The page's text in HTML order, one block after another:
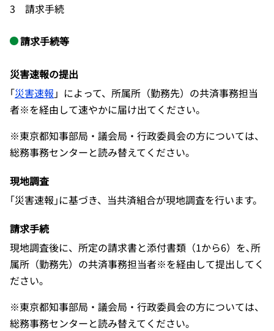
3 請求手続
請求手続等
災害速報の提出
｢災害速報 」によって、所属所（勤務先）の共済事務担当
者※を経由して速やかに届け出てください。
※東京都知事部局・議会局・行政委員会の方については、
総務事務センターと読み替えてください。
現地調査
｢災害速報｣に基づき、当共済組合が現地調査を行います。
請求手続
現地調査後に、所定の請求書と添付書類（1から6）を､所
属所（勤務先）の共済事務担当者※を経由して提出してく
ださい｡
※東京都知事部局・議会局・行政委員会の方については、
総務事務センターと読み替えてください。